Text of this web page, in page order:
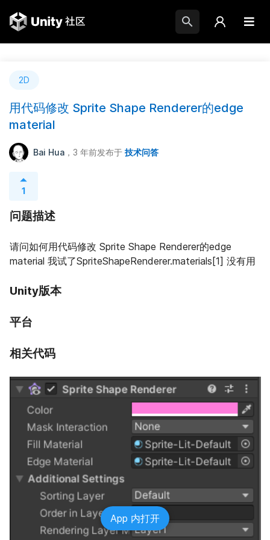
2D
用代码修改 Sprite Shape Renderer的edge
material
Bai Hua ，3 年前发布于 技术问答
1
问题描述
请问如何用代码修改 Sprite Shape Renderer的edge
material 我试了SpriteShapeRenderer.materials[1] 没有用
Unity版本
平台
相关代码
App 内打开